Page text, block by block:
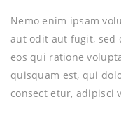
Nemo enim ipsam
aut odit aut fugit, sed
eos qui ratione
quisquam est, qui
consect etur, adipisci